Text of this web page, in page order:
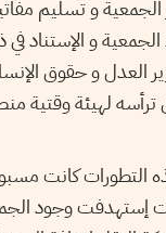
الجمعية و تسليم
و الإستناد
العدل و حقوق
لهيئة وقتية
التطورات كانت
إستهدفت وجود